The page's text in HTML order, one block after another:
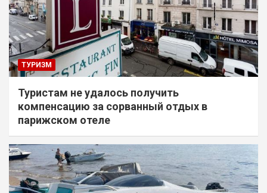
ТУРИЗМ
Туристам не удалось получить
компенсацию за сорванный отдых в
парижском отеле